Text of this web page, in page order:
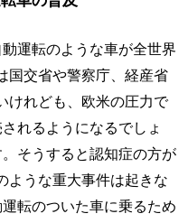
運転のような車が全世界
国交省や警察庁、経産省
けれども、欧米の圧力で
れるようになるでしょ
そうすると認知症の方が
ような重大事件は起きな
転のついた車に乗るため